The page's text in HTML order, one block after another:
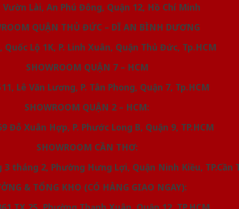
Vườn Lài, An Phú Đông, Quận 12, Hồ Chí Minh
QUẬN THỦ ĐỨC – DĨ AN BÌNH DƯƠNG
Quốc Lộ 1K, P. Linh Xuân, Quận Thủ Đức, Tp.HCM
SHOWROOM QUẬN 7 – HCM
Lê Văn Lương, P. Tân Phong, Quận 7, Tp.HCM
SHOWROOM QUẬN 2 – HCM:
Đỗ Xuân Hợp, P. Phước Long B, Quận 9, TP.HCM
SHOWROOM CẦN THƠ:
3 tháng 2, Phường Hưng Lợi, Quận Ninh Kiều, TP.Cần
& TỔNG KHO (CÓ HÀNG GIAO NGAY):